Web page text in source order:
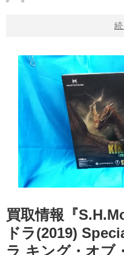
買取情報『
ドラ(2019)
ラ ​キング・オブ